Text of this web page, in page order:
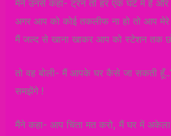
मैंने उनसे कहा- ट्रेन तो हर एक घंटे में है और
अगर आप को कोई तकलीफ ना हो तो आप
मैं जल्द से खाना खाकर आप को स्टेशन तक
तो वह बोली- मैं आपके घर कैसे जा सकती
समझेंगे !
मैंने कहा- आप चिंता मत करो, मैं घर में